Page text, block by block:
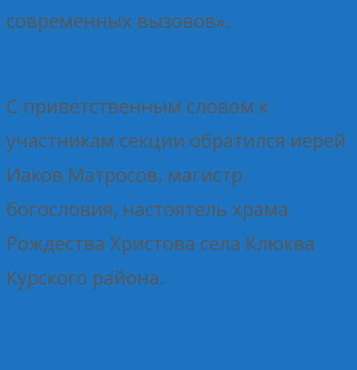
современных вызовов».
С приветственным словом к
участникам секции обратился иерей
Иаков Матросов, магистр
богословия, настоятель храма
Рождества Христова села Клюква
Курского района.